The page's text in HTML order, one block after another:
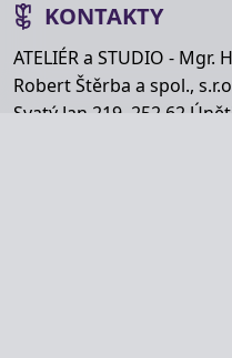
KONTAKTY
ATELIÉR a STUDIO - Mgr.
Robert Štěrba a spol.,
Svatý Jan 219, 252 62